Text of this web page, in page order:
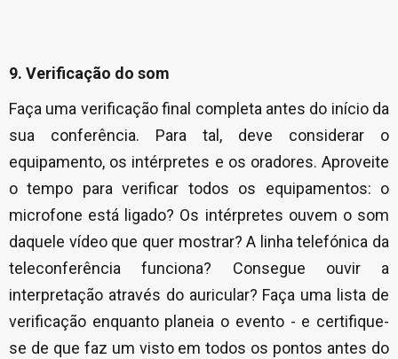
9. Verificação do som
Faça uma verificação final completa antes do início da
sua conferência. Para tal, deve considerar o
equipamento, os intérpretes e os oradores. Aproveite
o tempo para verificar todos os equipamentos: o
microfone está ligado? Os intérpretes ouvem o som
daquele vídeo que quer mostrar? A linha telefónica da
teleconferência funciona? Consegue ouvir a
interpretação através do auricular? Faça uma lista de
verificação enquanto planeia o evento - e certifique-
se de que faz um visto em todos os pontos antes do